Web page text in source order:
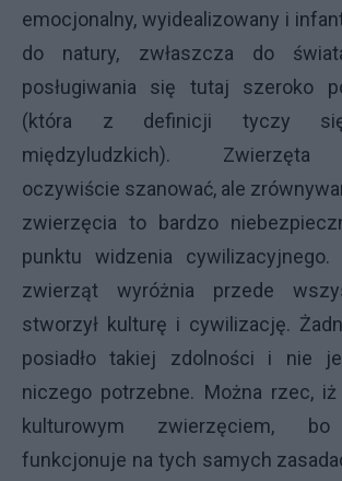
emocjonalny, wyidealizowany i
do natury, zwłaszcza do
posługiwania się tutaj szeroko
(która z definicji tyczy się
międzyludzkich). Zwierzęta
oczywiście szanować, ale
zwierzęcia to bardzo
punktu widzenia cywilizacyjnego.
zwierząt wyróżnia przede
stworzył kulturę i cywilizację.
posiadło takiej zdolności i nie
niczego potrzebne. Można rzec,
kulturowym zwierzęciem, bo
funkcjonuje na tych samych